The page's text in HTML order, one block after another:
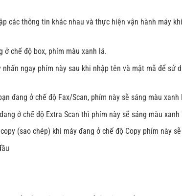
các thông tin khác nhau và thực hiện vận hành máy
ở chế độ box, phím màu xanh lá.
ngay phím này sau khi nhập tên và mật mã để sử
đang ở chế độ Fax/Scan, phím này sẽ sáng màu xanh
ở chế độ Extra Scan thì phím này sẽ sáng màu xanh
(sao chép) khi máy đang ở chế độ Copy phím này